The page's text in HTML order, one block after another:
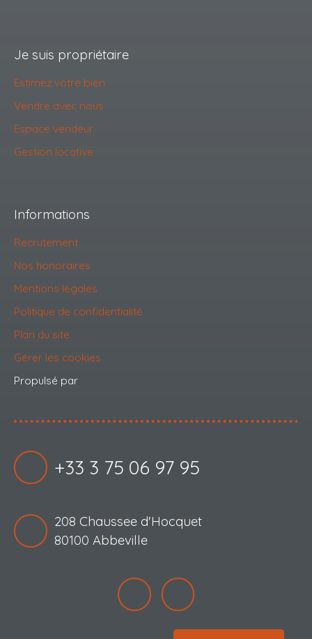
Je suis propriétaire
Estimez votre bien
Vendre avec nous
Espace vendeur
Gestion locative
Informations
Recrutement
Nos honoraires
Mentions légales
Politique de confidentialité
Plan du site
Gérer les cookies
Propulsé par
+33 3 75 06 97 95
208 Chaussee d'Hocquet
80100 Abbeville